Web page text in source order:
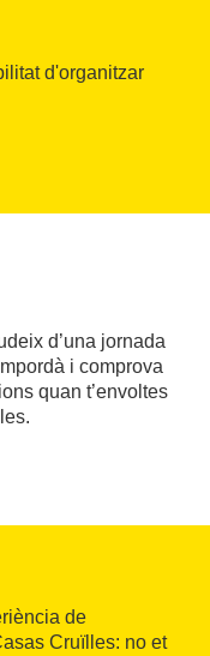
d'organitzar
d’una jornada
i comprova
quan t’envoltes
de
Cruïlles: no et